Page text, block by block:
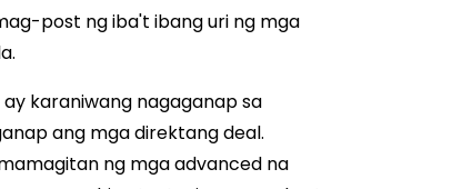
post ng iba't ibang uri ng mga
karaniwang nagaganap sa
ang mga direktang deal.
ng mga advanced na